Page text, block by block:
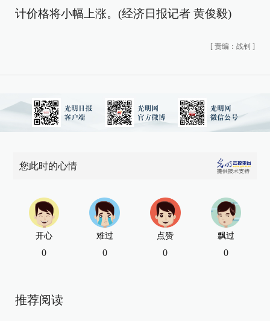
计价格将小幅上涨。(经济日报记者 黄俊毅)
[ 责编：战钊 ]
您此时的心情
开心
0
难过
0
点赞
0
飘过
0
推荐阅读